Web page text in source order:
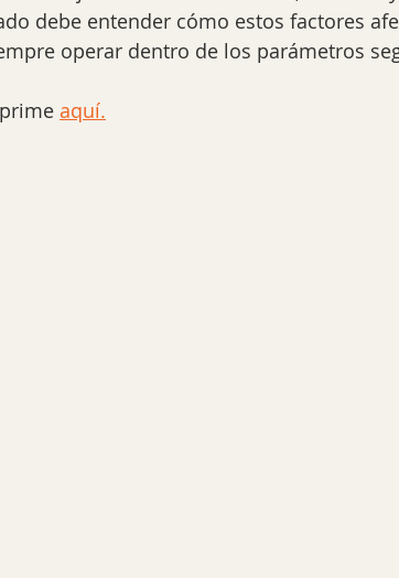
debe entender cómo estos factores
operar dentro de los parámetros
aquí.